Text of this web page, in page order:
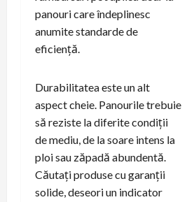
panouri care îndeplinesc
anumite standarde de
eficiență.
Durabilitatea este un alt
aspect cheie. Panourile trebuie
să reziste la diferite condiții
de mediu, de la soare intens la
ploi sau zăpadă abundentă.
Căutați produse cu garanții
solide, deseori un indicator